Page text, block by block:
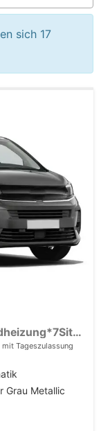
sich 17
GS (M) 2.2D 8AT 180 AHK*Standheizung*7Sitzer*Leder*Android Auto*Navi*SHZ*Kamera
mit Tageszulassung
Grau Metallic